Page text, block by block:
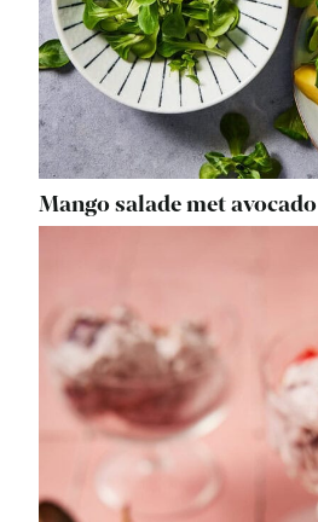
Mango salade met avocado